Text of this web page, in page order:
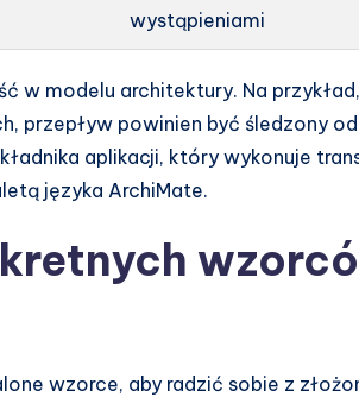
wystąpieniami
w modelu architektury. Na
przepływ powinien być śledzony
aplikacji, który wykonuje
języka ArchiMate.
wzorce, aby radzić sobie z